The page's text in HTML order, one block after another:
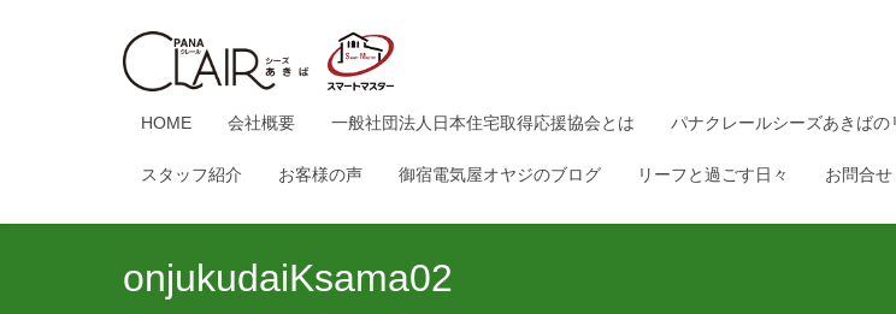
HOME 会社概要 一般社団法人日本住宅取得応援協会とは パナクレールシーズあきばの
スタッフ紹介 お客様の声 御宿電気屋オヤジのブログ リーフと過ごす日々 お問合せ
onjukudaiKsama02